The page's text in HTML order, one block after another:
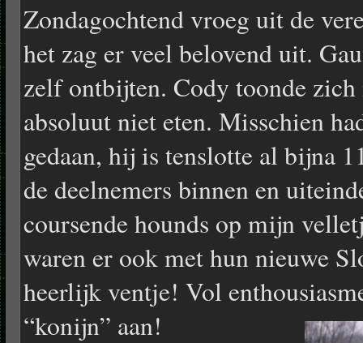
Zondagochtend vroeg uit de
het zag er veel belovend uit.
zelf ontbijten. Cody toonde
absoluut niet eten. Misschien
gedaan, hij is tenslotte al bijna
de deelnemers binnen en
coursende hounds op mijn
waren er ook met hun nieuwe
heerlijk ventje! Vol
“konijn” aan!